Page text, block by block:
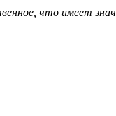
что имеет